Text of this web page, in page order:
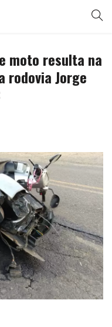
moto resulta na
rodovia Jorge